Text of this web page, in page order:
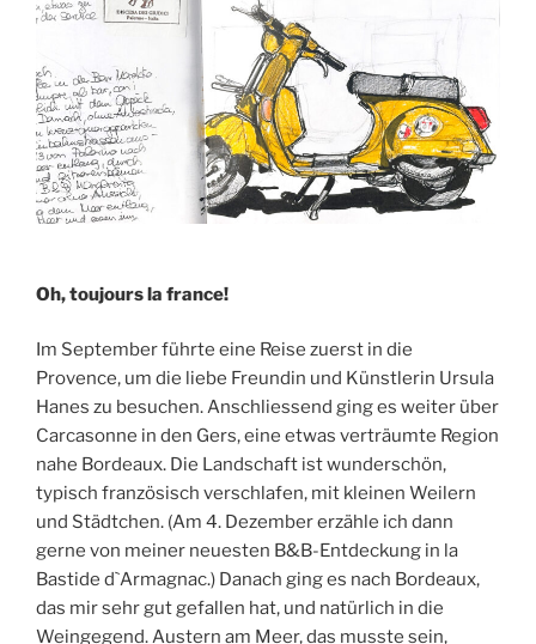
Oh, toujours la france!
Im September führte eine Reise zuerst in die
Provence, um die liebe Freundin und Künstlerin Ursula
Hanes zu besuchen. Anschliessend ging es weiter über
Carcasonne in den Gers, eine etwas verträumte Region
nahe Bordeaux. Die Landschaft ist wunderschön,
typisch französisch verschlafen, mit kleinen Weilern
und Städtchen. (Am 4. Dezember erzähle ich dann
gerne von meiner neuesten B&B-Entdeckung in la
Bastide d`Armagnac.) Danach ging es nach Bordeaux,
das mir sehr gut gefallen hat, und natürlich in die
Weingegend. Austern am Meer, das musste sein,